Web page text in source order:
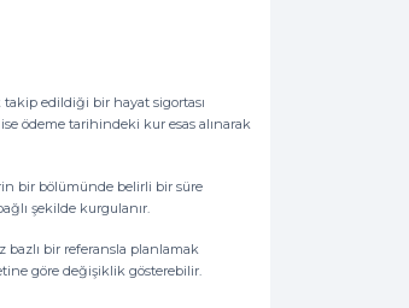
edildiği bir hayat sigortası
ödeme tarihindeki kur esas alınarak
bir bölümünde belirli bir süre
şekilde kurgulanır.
bazlı bir referansla planlamak
göre değişiklik gösterebilir.